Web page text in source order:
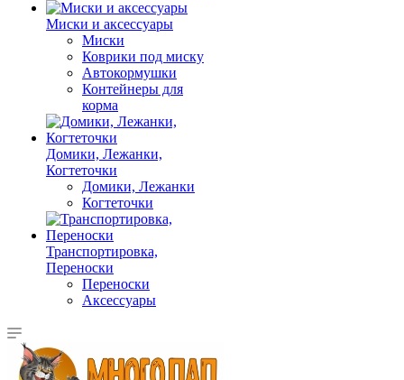
Миски и аксессуары
Миски
Коврики под миску
Автокормушки
Контейнеры для
корма
Домики, Лежанки,
Когтеточки
Домики, Лежанки
Когтеточки
Транспортировка,
Переноски
Переноски
Аксессуары